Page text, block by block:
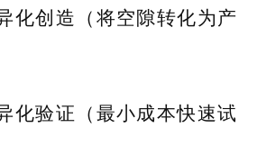
化创造（将空隙转化为产
化验证（最小成本快速试